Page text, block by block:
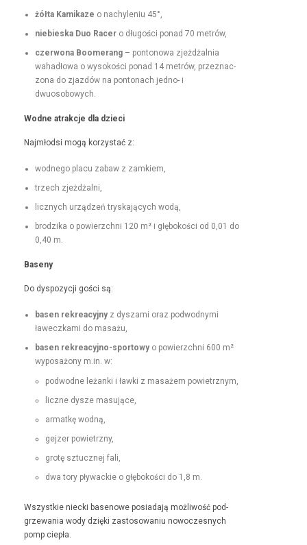
żół­ta Kamikaze o nachyle­niu 45°,
niebies­ka Duo Rac­ero dłu­goś­ci pon­ad 70 metrów,
czer­wona Boomerang– pontonowa zjeżdżal­nia
wahadłowa o wysokoś­ci pon­ad 14 metrów, przez­nac­
zona do zjazdów na pon­tonach jed­no- i
dwuosobowych.
Wodne atrakc­je dla dzieci
Najmłod­si mogą korzys­tać z:
wod­nego placu zabaw z zamkiem,
trzech zjeżdżal­ni,
licznych urządzeń tryska­ją­cych wodą,
brodzi­ka o powierzch­ni 120 m² i głębokoś­ci od 0,01 do
0,40 m.
Base­ny
Do dys­pozy­cji goś­ci są:
basen rekrea­cyjnyz dysza­mi oraz pod­wod­ny­mi
ławeczka­mi do masażu,
basen rekrea­cyjno-sportowyo powierzch­ni 600 m²
wyposażony m.in. w:
pod­wodne leżan­ki i ław­ki z masażem powietrznym,
liczne dysze masujące,
armatkę wod­ną,
gejz­er powietrzny,
grotę sztucznej fali,
dwa tory pływack­ie o głębokoś­ci do 1,8 m.
Wszys­tkie niec­ki basenowe posi­ada­ją możli­wość pod­
grze­wa­nia wody dzię­ki zas­tosowa­niu nowoczes­nych
pomp ciepła.